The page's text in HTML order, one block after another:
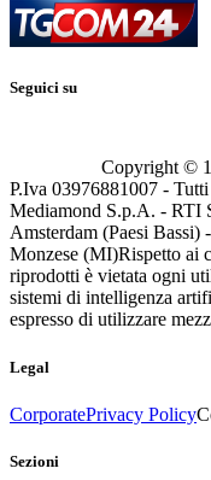
Seguici su
Copyright ©
P.Iva 03976881007 -
Mediamond S.p.A. - RTI
Amsterdam (Paesi
Monzese (MI)Rispetto ai
riprodotti è vietata ogni
sistemi di intelligenza
espresso di utilizzare
Legal
CorporatePrivacy Policy
Sezioni